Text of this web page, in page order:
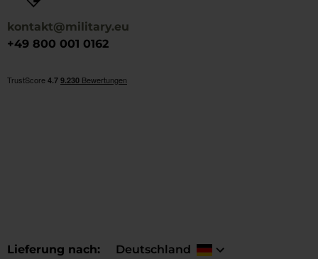
kontakt@military.eu
+49 800 001 0162
Lieferung nach Deutschland